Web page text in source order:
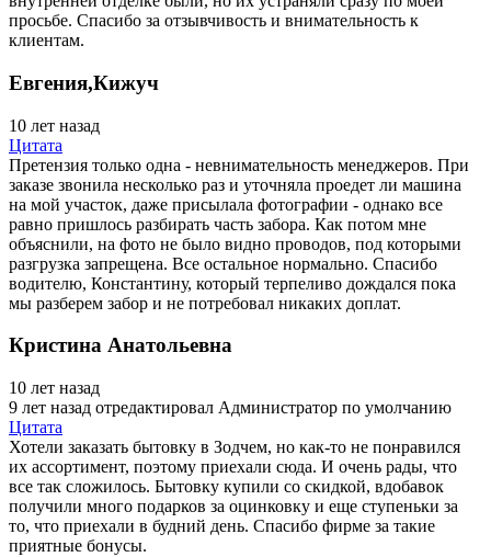
просьбе. Спасибо за отзывчивость и внимательность к
клиентам.
Евгения,Кижуч
10 лет назад
Цитата
Претензия только одна - невнимательность менеджеров. При
заказе звонила несколько раз и уточняла проедет ли машина
на мой участок, даже присылала фотографии - однако все
равно пришлось разбирать часть забора. Как потом мне
объяснили, на фото не было видно проводов, под которыми
разгрузка запрещена. Все остальное нормально. Спасибо
водителю, Константину, который терпеливо дождался пока
мы разберем забор и не потребовал никаких доплат.
Кристина Анатольевна
10 лет назад
9 лет назад отредактировал Администратор по умолчанию
Цитата
Хотели заказать бытовку в Зодчем, но как-то не понравился
их ассортимент, поэтому приехали сюда. И очень рады, что
все так сложилось. Бытовку купили со скидкой, вдобавок
получили много подарков за оцинковку и еще ступеньки за
то, что приехали в будний день. Спасибо фирме за такие
приятные бонусы.